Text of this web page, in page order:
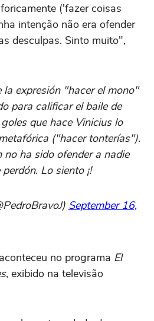
('fazer coisas
intenção não era ofender
desculpas. Sinto muito",
la expresión "hacer el mono"
para calificar el baile de
que hace Vinicius lo
("hacer tonterías").
no ha sido ofender a nadie
Lo siento ¡!
September 16,
no programa El
, exibido na televisão